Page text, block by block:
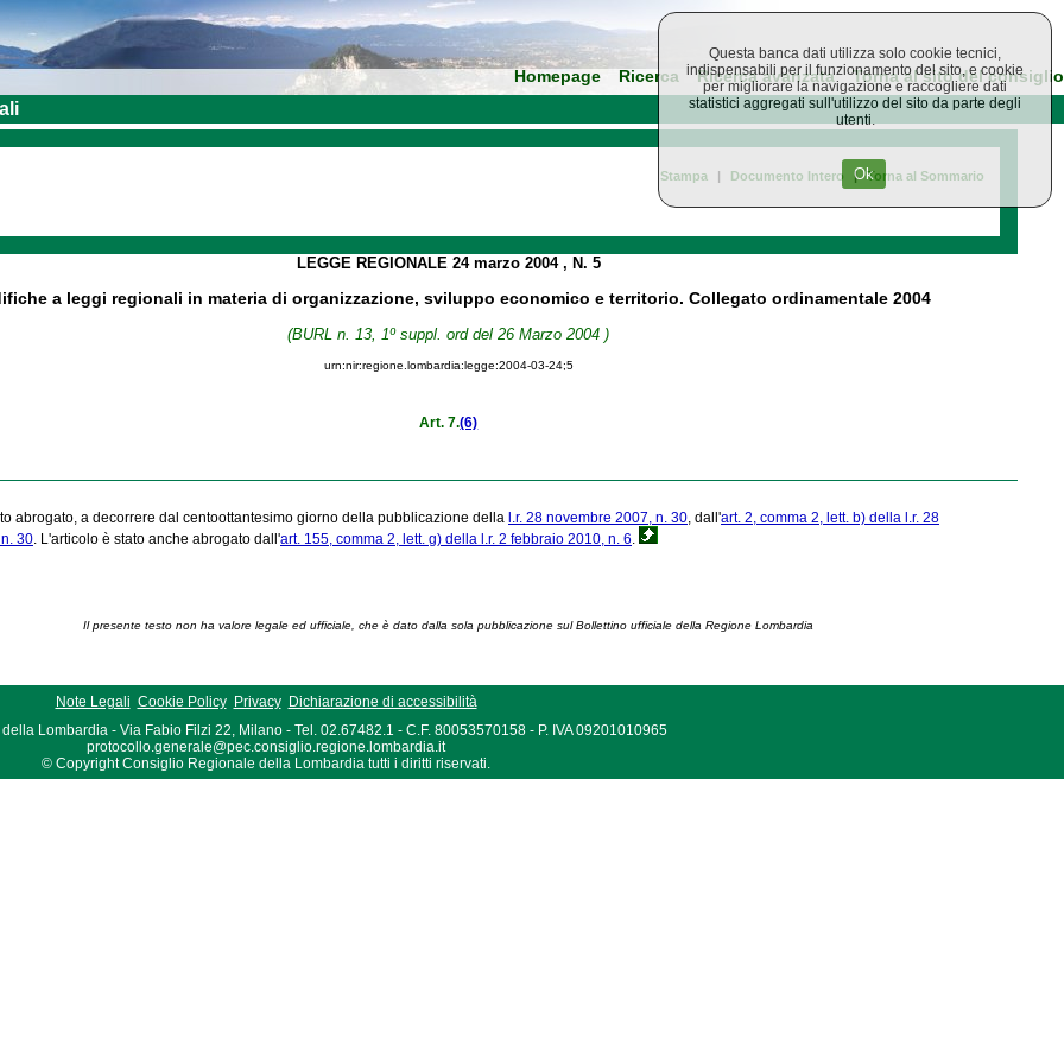
Homepage Ricerca Ricerca avanzata Torna al sito del consiglio
Stampa | Documento Intero | Torna al Sommario
LEGGE REGIONALE 24 marzo 2004 , N. 5
a leggi regionali in materia di organizzazione, sviluppo economico e territorio. Collegato ordinamentale 2004
(BURL n. 13, 1º suppl. ord del 26 Marzo 2004 )
urn:nir:regione.lombardia:legge:2004-03-24;5
Art. 7.(6)
abrogato, a decorrere dal centoottantesimo giorno della pubblicazione della l.r. 28 novembre 2007, n. 30, dall'art. 2, comma 2, lett. b) della l.r. 28
30. L'articolo è stato anche abrogato dall'art. 155, comma 2, lett. g) della l.r. 2 febbraio 2010, n. 6.
Il presente testo non ha valore legale ed ufficiale, che è dato dalla sola pubblicazione sul Bollettino ufficiale della Regione Lombardia
Note Legali Cookie Policy Privacy
Dichiarazione di accessibilità
Lombardia - Via Fabio Filzi 22, Milano - Tel. 02.67482.1 - C.F. 80053570158 - P. IVA 09201010965
protocollo.generale@pec.consiglio.regione.lombardia.it
© Copyright Consiglio Regionale della Lombardia tutti i diritti riservati.
Questa banca dati utilizza solo cookie tecnici,
indispensabili per il funzionamento del sito, e cookie
per migliorare la navigazione e raccogliere dati
statistici aggregati sull'utilizzo del sito da parte degli
utenti.
Ok